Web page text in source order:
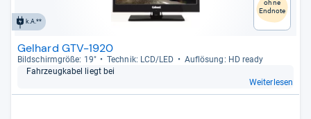
k.A.**
ohne
Endnote
Gelhard GTV-1920
Bild­schirm­größe: 19" Tech­nik: LCD/LED
Auf­lö­sung: HD ready
Fahr­zeug­ka­bel liegt bei
Weiterlesen